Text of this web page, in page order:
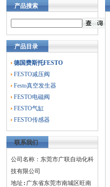
产品搜索
产品目录
德国费斯托FESTO
FESTO减压阀
Festo真空发生器
FESTO电磁阀
FESTO气缸
FESTO传感器
联系我们
公司名称：东莞市广联自动化科
技有限公司
地址:广东省东莞市南城区旺南